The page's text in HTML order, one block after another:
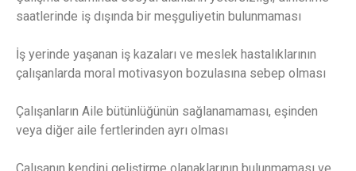
saatlerinde iş dışında bir meşguliyetin bulunmaması
İş yerinde yaşanan iş kazaları ve meslek hastalıklarının
çalışanlarda moral motivasyon bozulasına sebep olması
Çalışanların Aile bütünlüğünün sağlanamaması, eşinden
veya diğer aile fertlerinden ayrı olması